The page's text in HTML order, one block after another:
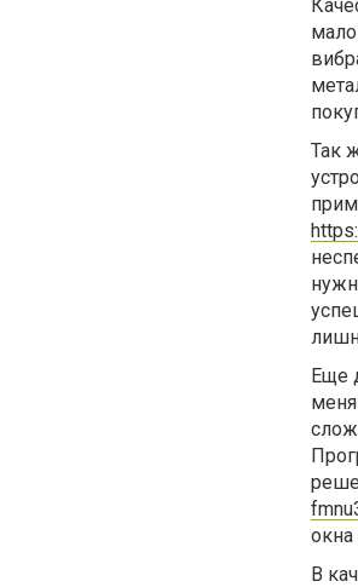
Так
Еще
окна
В